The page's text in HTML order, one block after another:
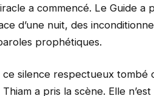
a commencé. Le Guide a
d’une nuit, des
prophétiques.
ce silence respectueux
Thiam a pris la scène. Elle